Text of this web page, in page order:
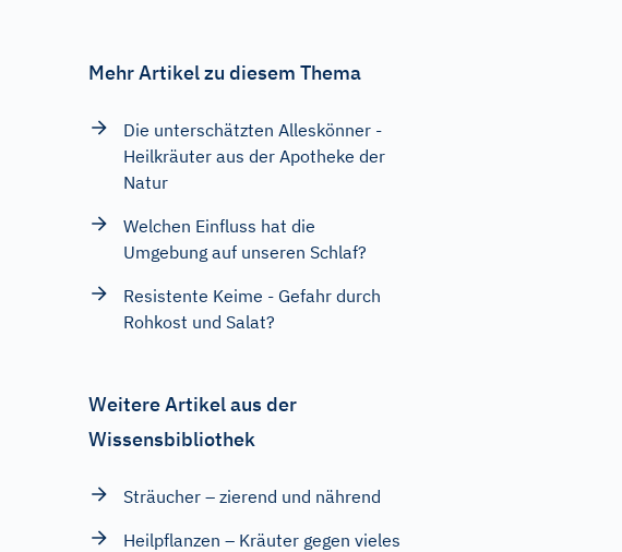
Mehr Artikel zu diesem Thema
Die unterschätzten Alleskönner -
Heilkräuter aus der Apotheke der
Natur
Welchen Einfluss hat die
Umgebung auf unseren Schlaf?
Resistente Keime - Gefahr durch
Rohkost und Salat?
Weitere Artikel aus der
Wissensbibliothek
Sträucher – zierend und nährend
Heilpflanzen – Kräuter gegen vieles